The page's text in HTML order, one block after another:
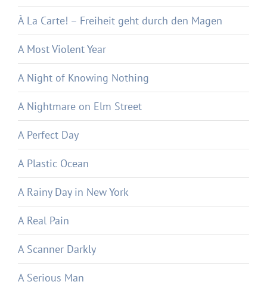
À La Carte! – Freiheit geht durch den Magen
A Most Violent Year
A Night of Knowing Nothing
A Nightmare on Elm Street
A Perfect Day
A Plastic Ocean
A Rainy Day in New York
A Real Pain
A Scanner Darkly
A Serious Man